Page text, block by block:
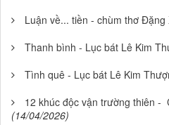
Luận về... tiền - chùm thơ Đặng
Thanh bình - Lục bát Lê Kim
Tình quê - Lục bát Lê Kim
12 khúc độc vận trường thiên -
(14/04/2026)